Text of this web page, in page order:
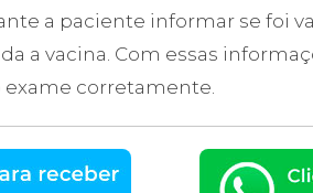
a paciente informar se foi
a vacina. Com essas
corretamente.